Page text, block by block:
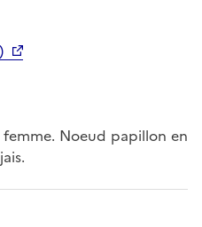
Noeud papillon en